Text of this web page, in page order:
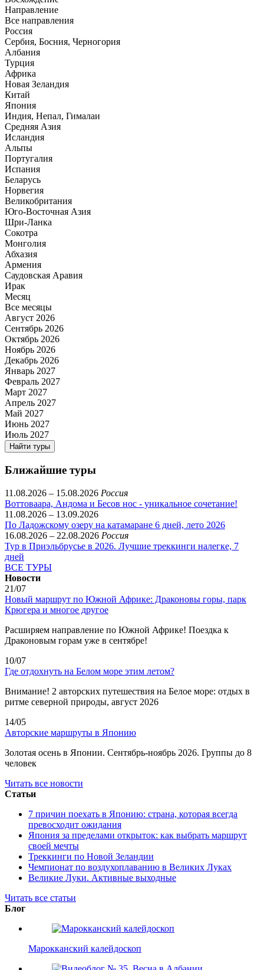
Направлениe
Все направления
Россия
Сербия, Босния, Черногория
Албания
Турция
Африка
Новая Зеландия
Китай
Япония
Индия, Непал, Гималаи
Средняя Азия
Исландия
Альпы
Португалия
Испания
Беларусь
Норвегия
Великобритания
Юго-Восточная Азия
Шри-Ланка
Сокотра
Монголия
Абхазия
Армения
Саудовская Аравия
Ирак
Месяц
Все месяцы
Август 2026
Сентябрь 2026
Октябрь 2026
Ноябрь 2026
Декабрь 2026
Январь 2027
Февраль 2027
Март 2027
Апрель 2027
Май 2027
Июнь 2027
Июль 2027
Найти туры
Ближайшие туры
11.08.2026 – 15.08.2026 Россия
Воттоваара, Андома и Бесов нос - уникальное сочетание!
11.08.2026 – 13.09.2026
По Ладожскому озеру на катамаране 6 дней, лето 2026
16.08.2026 – 22.08.2026 Россия
Тур в Приэльбрусье в 2026. Лучшие треккинги налегке, 7
дней
ВСЕ ТУРЫ
Новости
21/07
Новый маршрут по Южной Африке: Драконовы горы, парк
Крюгера и многое другое
Расширяем направление по Южной Африке! Поездка к
Драконовым горам уже в сентябре!
10/07
Где отдохнуть на Белом море этим летом?
Внимание! 2 авторских путешествия на Белое море: отдых в
ритме северной природы, август 2026
14/05
Авторские маршруты в Японию
Золотая осень в Японии. Сентябрь-ноябрь 2026. Группы до 8
человек
Читать все новости
Статьи
7 причин поехать в Японию: страна, которая всегда
превосходит ожидания
Япония за пределами открыток: как выбрать маршрут
своей мечты
Треккинги по Новой Зеландии
Чемпионат по воздухоплаванию в Великих Луках
Великие Луки. Активные выходные
Читать все статьи
Блог
Марокканский калейдоскоп